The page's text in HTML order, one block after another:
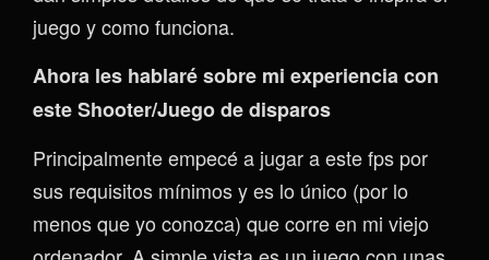
juego y como funciona.
Ahora les hablaré sobre mi experiencia con
este Shooter/Juego de disparos
Principalmente empecé a jugar a este fps por
sus requisitos mínimos y es lo único (por lo
menos que yo conozca) que corre en mi viejo